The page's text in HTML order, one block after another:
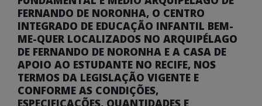
FERNANDO DE NORONHA, O CENTRO
INTEGRADO DE EDUCAÇÃO INFANTIL BEM-
ME-QUER LOCALIZADOS NO ARQUIPÉLAGO
DE FERNANDO DE NORONHA E A CASA DE
APOIO AO ESTUDANTE NO RECIFE, NOS
TERMOS DA LEGISLAÇÃO VIGENTE E
CONFORME AS CONDIÇÕES,